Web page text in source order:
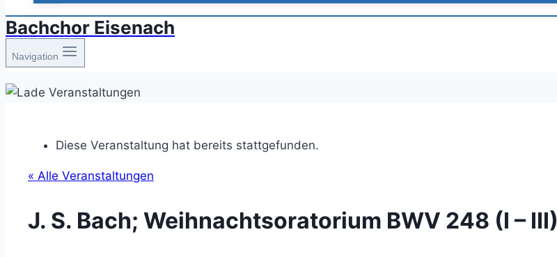
Bachchor Eisenach
Navigation
Diese Veranstaltung hat bereits stattgefunden.
« Alle Veranstaltungen
J. S. Bach; Weihnachtsoratorium BWV 248 (I – III)